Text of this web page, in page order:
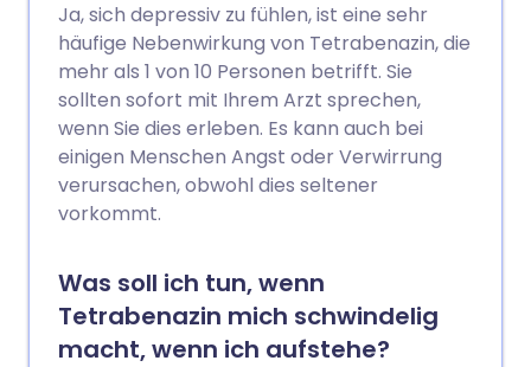
Ja, sich depressiv zu fühlen, ist eine sehr
häufige Nebenwirkung von Tetrabenazin, die
mehr als 1 von 10 Personen betrifft. Sie
sollten sofort mit Ihrem Arzt sprechen,
wenn Sie dies erleben. Es kann auch bei
einigen Menschen Angst oder Verwirrung
verursachen, obwohl dies seltener
vorkommt.
Was soll ich tun, wenn
Tetrabenazin mich schwindelig
macht, wenn ich aufstehe?